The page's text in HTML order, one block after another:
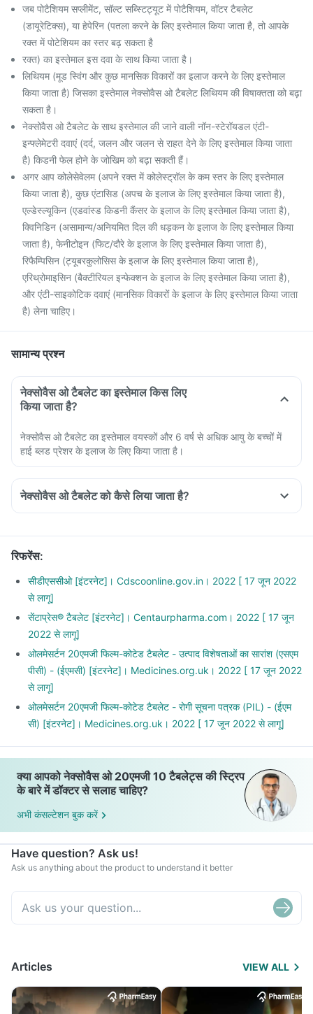
जब पोटैशियम सप्लीमेंट, सॉल्ट सब्स्टिट्यूट में पोटैशियम, वॉटर टैबलेट
(डायूरेटिक्स), या हेपेरिन (पतला करने के लिए इस्तेमाल किया जाता है, तो आपके
रक्त में पोटेशियम का स्तर बढ़ सकता है
रक्त) का इस्तेमाल इस दवा के साथ किया जाता है।
लिथियम (मूड स्विंग और कुछ मानसिक विकारों का इलाज करने के लिए इस्तेमाल
किया जाता है) जिसका इस्तेमाल नेक्सोवैस ओ टैबलेट लिथियम की विषाक्तता को बढ़ा
सकता है।
नेक्सोवैस ओ टैबलेट के साथ इस्तेमाल की जाने वाली नॉन-स्टेरॉयडल एंटी-
इन्फ्लेमेटरी दवाएं (दर्द, जलन और जलन से राहत देने के लिए इस्तेमाल किया जाता
है) किडनी फेल होने के जोखिम को बढ़ा सकती हैं।
अगर आप कोलेसेवेलम (अपने रक्त में कोलेस्ट्रॉल के कम स्तर के लिए इस्तेमाल
किया जाता है), कुछ एंटासिड (अपच के इलाज के लिए इस्तेमाल किया जाता है),
एल्डेस्ल्यूकिन (एडवांस्ड किडनी कैंसर के इलाज के लिए इस्तेमाल किया जाता है),
क्विनिडिन (असामान्य/अनियमित दिल की धड़कन के इलाज के लिए इस्तेमाल किया
जाता है), फेनीटोइन (फिट/दौरे के इलाज के लिए इस्तेमाल किया जाता है),
रिफैम्पिसिन (ट्यूबरकुलोसिस के इलाज के लिए इस्तेमाल किया जाता है),
एरिथ्रोमाइसिन (बैक्टीरियल इन्फेक्शन के इलाज के लिए इस्तेमाल किया जाता है),
और एंटी-साइकोटिक दवाएं (मानसिक विकारों के इलाज के लिए इस्तेमाल किया जाता
है) लेना चाहिए।
सामान्य प्रश्न
नेक्सोवैस ओ टैबलेट का इस्तेमाल किस लिए
किया जाता है?
नेक्सोवैस ओ टैबलेट का इस्तेमाल वयस्कों और 6 वर्ष से अधिक आयु के बच्चों में
हाई ब्लड प्रेशर के इलाज के लिए किया जाता है।
नेक्सोवैस ओ टैबलेट को कैसे लिया जाता है?
Take Nexovas O Tablet as a whole with sufficient water.
doctor.
Do not cut, break, or chew the medicine.
Do not consume more than the prescribed dose.
Do not discontinue the medicine on your own without
consulting your doctor.
रिफरेंस:
सीडीएससीओ [इंटरनेट]। Cdscoonline.gov.in। 2022 [ 17 जून 2022
से लागू]
सेंटाप्रेस® टैबलेट [इंटरनेट]। Centaurpharma.com। 2022 [ 17 जून
2022 से लागू]
ओलमेसर्टन 20एमजी फिल्म-कोटेड टैबलेट - उत्पाद विशेषताओं का सारांश (एसएम
पीसी) - (ईएमसी) [इंटरनेट]। Medicines.org.uk। 2022 [ 17 जून 2022
से लागू]
ओलमेसर्टन 20एमजी फिल्म-कोटेड टैबलेट - रोगी सूचना पत्रक (PIL) - (ईएम
सी) [इंटरनेट]। Medicines.org.uk। 2022 [ 17 जून 2022 से लागू]
क्या आपको नेक्सोवैस ओ 20एमजी 10 टैबलेट्स की स्ट्रिप
के बारे में डॉक्टर से सलाह चाहिए?
अभी कंसल्टेशन बुक करें
Have question? Ask us!
Ask us anything about the product to understand it better
Articles VIEW ALL